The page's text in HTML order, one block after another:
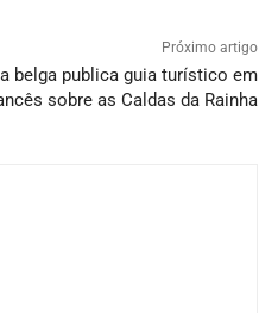
Próximo artigo
belga publica guia turístico em
sobre as Caldas da Rainha